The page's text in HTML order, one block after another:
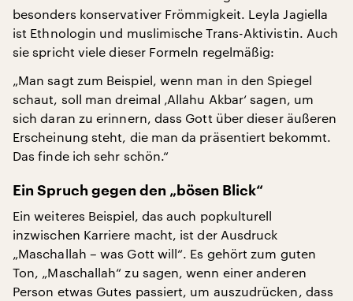
besonders konservativer Frömmigkeit. Leyla Jagiella
ist Ethnologin und muslimische Trans-Aktivistin. Auch
sie spricht viele dieser Formeln regelmäßig:
„Man sagt zum Beispiel, wenn man in den Spiegel
schaut, soll man dreimal ‚Allahu Akbar‘ sagen, um
sich daran zu erinnern, dass Gott über dieser äußeren
Erscheinung steht, die man da präsentiert bekommt.
Das finde ich sehr schön.“
Ein Spruch gegen den „bösen Blick“
Ein weiteres Beispiel, das auch popkulturell
inzwischen Karriere macht, ist der Ausdruck
„Maschallah – was Gott will“. Es gehört zum guten
Ton, „Maschallah“ zu sagen, wenn einer anderen
Person etwas Gutes passiert, um auszudrücken, dass